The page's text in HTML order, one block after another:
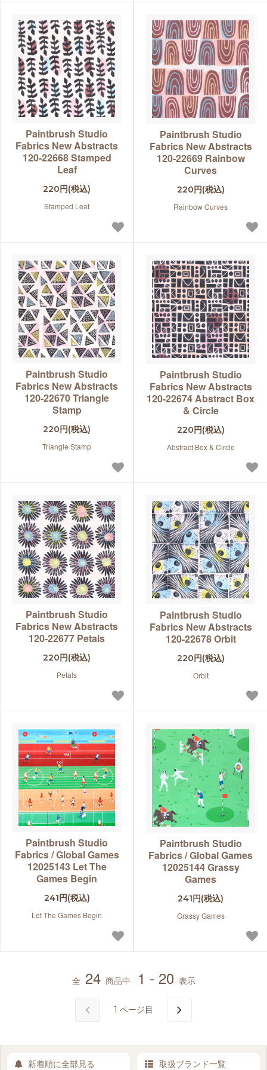
Paintbrush Studio
Fabrics New Abstracts
120-22668 Stamped
Leaf
220円(税込)
Stamped Leaf
Paintbrush Studio
Fabrics New Abstracts
120-22669 Rainbow
Curves
220円(税込)
Rainbow Curves
Paintbrush Studio
Fabrics New Abstracts
120-22670 Triangle
Stamp
220円(税込)
Triangle Stamp
Paintbrush Studio
Fabrics New Abstracts
120-22674 Abstract Box
& Circle
220円(税込)
Abstract Box & Circle
Paintbrush Studio
Fabrics New Abstracts
120-22677 Petals
220円(税込)
Petals
Paintbrush Studio
Fabrics New Abstracts
120-22678 Orbit
220円(税込)
Orbit
Paintbrush Studio
Fabrics / Global Games
12025143 Let The
Games Begin
241円(税込)
Let The Games Begin
Paintbrush Studio
Fabrics / Global Games
12025144 Grassy
Games
241円(税込)
Grassy Games
全 24 商品中 1 - 20 表示
1 ページ目
新着順に全部見る 取扱ブランド一覧